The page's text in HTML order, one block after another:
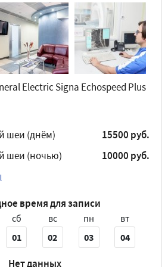
Electric Signa Echospeed Plus
шеи (днём)
15500 руб.
шеи (ночью)
10000 руб.
время для записи
сб
01
вс
02
пн
03
вт
04
Нет данных